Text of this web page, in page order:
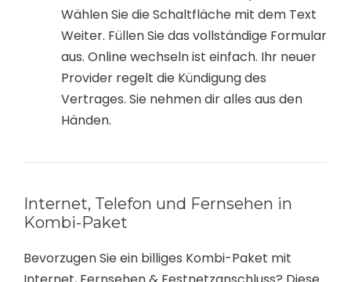
Wählen Sie die Schaltfläche mit dem Text
Weiter. Füllen Sie das vollständige Formular
aus. Online wechseln ist einfach. Ihr neuer
Provider regelt die Kündigung des
Vertrages. Sie nehmen dir alles aus den
Händen.
Internet, Telefon und Fernsehen in
Kombi-Paket
Bevorzugen Sie ein billiges Kombi-Paket mit